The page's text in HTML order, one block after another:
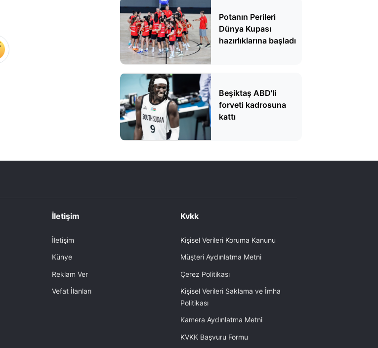
Potanın Perileri
Dünya Kupası
hazırlıklarına başladı
Beşiktaş ABD'li
forveti kadrosuna
kattı
İletişim
İletişim
Künye
Reklam Ver
Vefat İlanları
Kvkk
Kişisel Verileri Koruma Kanunu
Müşteri Aydınlatma Metni
Çerez Politikası
Kişisel Verileri Saklama ve İmha
Politikası
Kamera Aydınlatma Metni
KVKK Başvuru Formu